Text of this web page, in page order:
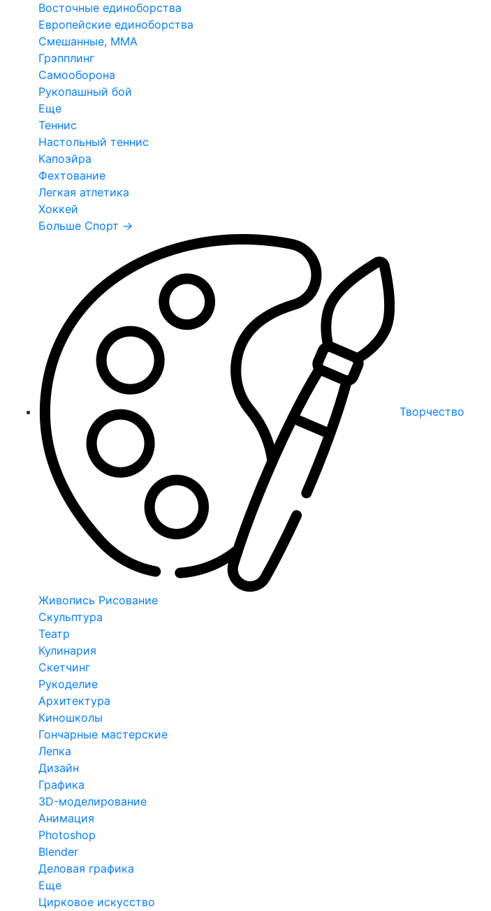
Восточные единоборства
Европейские единоборства
Смешанные, ММА
Грэпплинг
Самооборона
Рукопашный бой
Еще
Теннис
Настольный теннис
Капоэйра
Фехтование
Легкая атлетика
Хоккей
Больше Спорт →
Творчество
Живопись Рисование
Скульптура
Театр
Кулинария
Скетчинг
Рукоделие
Архитектура
Киношколы
Гончарные мастерские
Лепка
Дизайн
Графика
3D-моделирование
Анимация
Photoshop
Blender
Деловая графика
Еще
Цирковое искусство